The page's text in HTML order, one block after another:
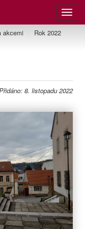
akcemi
Rok 2022
8. listopadu 2022